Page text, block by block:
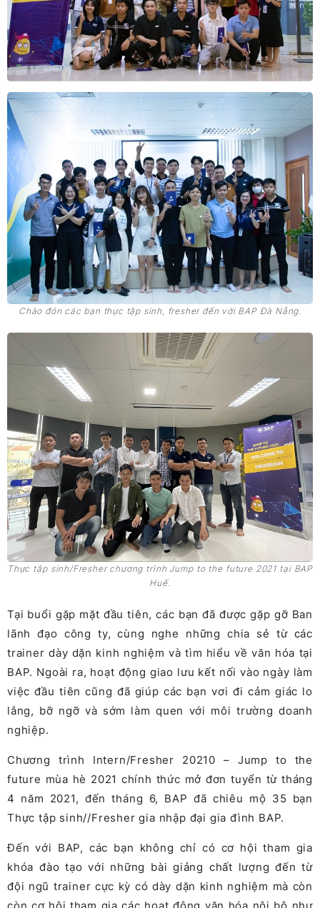
Chào đón các bạn thực tập sinh, fresher đến với BAP Đà Nẵng.
Thực tập sinh/Fresher chương trình Jump to the future 2021 tại BAP
Huế.
Tại buổi gặp mặt đầu tiên, các bạn đã được gặp gỡ Ban
lãnh đạo công ty, cùng nghe những chia sẻ từ các
trainer dày dặn kinh nghiệm và tìm hiểu về văn hóa tại
BAP. Ngoài ra, hoạt động giao lưu kết nối vào ngày làm
việc đầu tiên cũng đã giúp các bạn vơi đi cảm giác lo
lắng, bỡ ngỡ và sớm làm quen với môi trường doanh
nghiệp.
Chương trình Intern/Fresher 20210 – Jump to the
future mùa hè 2021 chính thức mở đơn tuyển từ tháng
4 năm 2021, đến tháng 6, BAP đã chiêu mộ 35 bạn
Thực tập sinh//Fresher gia nhập đại gia đình BAP.
Đến với BAP, các bạn không chỉ có cơ hội tham gia
khóa đào tạo với những bài giảng chất lượng đến từ
đội ngũ trainer cực kỳ có dày dặn kinh nghiệm mà còn